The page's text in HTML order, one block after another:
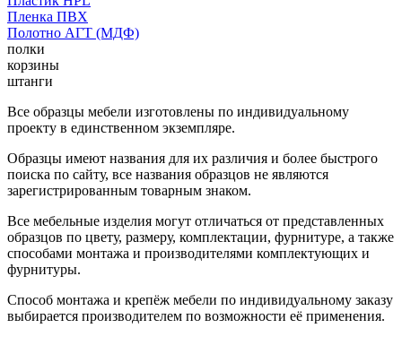
Пленка ПВХ
Полотно АГТ (МДФ)
полки
корзины
штанги
Все образцы мебели изготовлены по индивидуальному
проекту в единственном экземпляре.
Образцы имеют названия для их различия и более быстрого
поиска по сайту, все названия образцов не являются
зарегистрированным товарным знаком.
Все мебельные изделия могут отличаться от представленных
образцов по цвету, размеру, комплектации, фурнитуре, а также
способами монтажа и производителями комплектующих и
фурнитуры.
Способ монтажа и крепёж мебели по индивидуальному заказу
выбирается производителем по возможности её применения.